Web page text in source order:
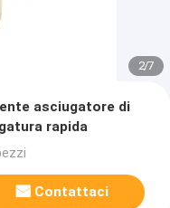
2/7
asciugatore di
rapida
Contattaci